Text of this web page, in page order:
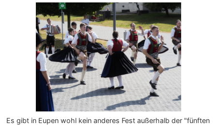
07.08.2026 - 13:04 von Kein Raser zu
In Belgien missachten zwei von drei Autofahrern das
Tempolimit in 30er-Zonen – Untersuchung von Vias
07.08.2026 - 13:01 von Experten? zu
In Belgien missachten zwei von drei Autofahrern das
Tempolimit in 30er-Zonen – Untersuchung von Vias
07.08.2026 - 12:43 von JoKrings zu
Zweite Hitzewelle in diesem Sommer ist jetzt amtlich
07.08.2026 - 12:31 von Fassungslos zu
In Belgien missachten zwei von drei Autofahrern das
Tempolimit in 30er-Zonen – Untersuchung von Vias
Es gibt in Eupen wohl kein anderes Fest außerhalb der "fünften